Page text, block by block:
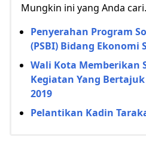
Mungkin ini yang Anda
Penyerahan Program
(PSBI) Bidang Ekonomi
Wali Kota Memberikan
Kegiatan Yang
2019
Pelantikan Kadin